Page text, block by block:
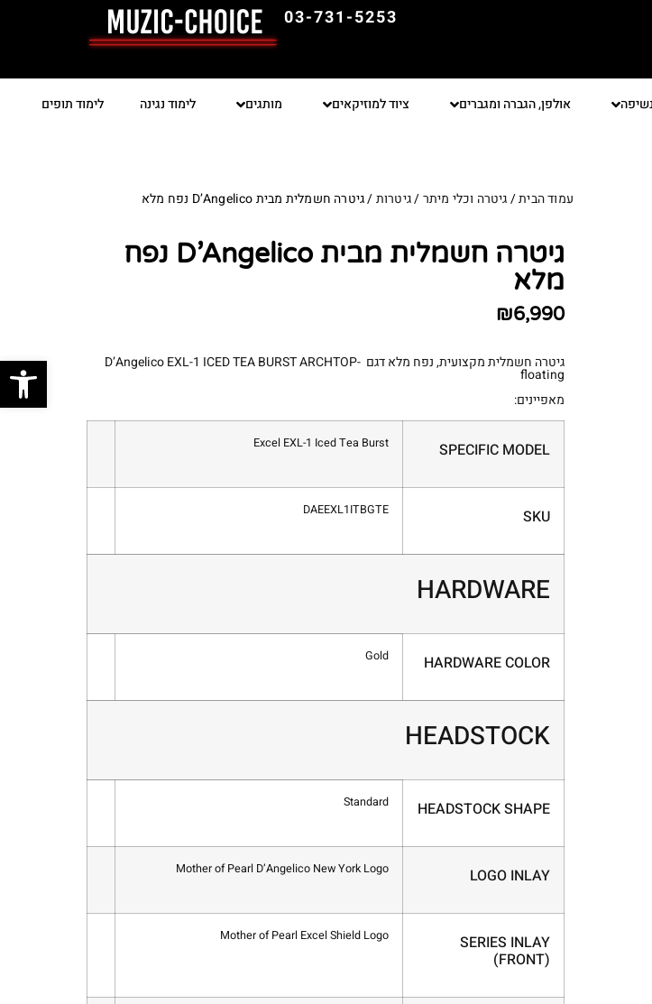
03-731-5253
אולפן, הגברה ומגברים ציוד למוזיקאים מותגים לימוד נגינה לימוד תופים
עמוד הבית/גיטרה וכלי מיתר/גיטרות/ גיטרה חשמלית מבית D’Angelico נפח מלא
גיטרה חשמלית מבית D’Angelico נפח
מלא
₪6,990
גיטרה חשמלית מקצועית, נפח מלא דגם D’Angelico EXL-1 ICED TEA BURST ARCHTOP-
floating
מאפיינים:
SPECIFIC MODEL
Excel EXL-1 Iced Tea Burst
SKU
DAEEXL1ITBGTE
HARDWARE
HARDWARE COLOR
Gold
HEADSTOCK
HEADSTOCK SHAPE
Standard
LOGO INLAY
Mother of Pearl D’Angelico New York Logo
SERIES INLAY
(FRONT)
Mother of Pearl Excel Shield Logo
פתח